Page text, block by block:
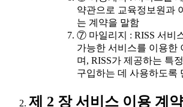
약관으로 교육정보원과
는 계약을 말함
⑦ 마일리지 : RISS 서비
가능한 서비스를 이용한
며, RISS가 제공하는 특
구입하는 데 사용하도록
제 2 장 서비스 이용 계약